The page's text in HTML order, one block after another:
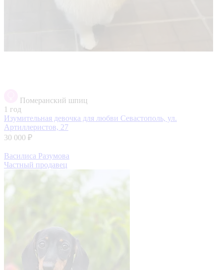
Померанский шпиц
1 год
Изумительная девочка для любви Севастополь, ул.
Артиллеристов, 27
30 000 ₽
Василиса Разумова
Частный продавец